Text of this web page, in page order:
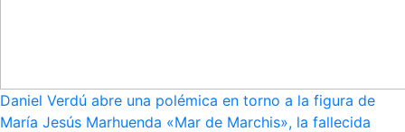
Daniel Verdú abre una polémica en torno a la figura de
María Jesús Marhuenda «Mar de Marchis», la fallecida